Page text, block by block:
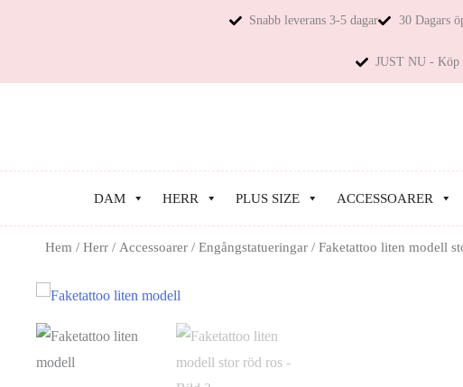
Snabb leverans 3-5 dagar 30 Dagars
JUST NU - Köp
DAM HERR PLUS SIZE ACCESSOARER
Hem / Herr / Accessoarer / Engångstatueringar / Faketattoo liten modell